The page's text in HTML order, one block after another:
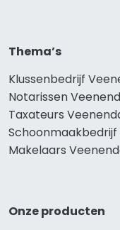
Thema’s
Klussenbedrijf
Notarissen
Taxateurs
Makelaars
Onze producten